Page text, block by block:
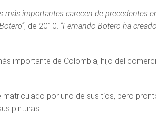
más importantes carecen de precedentes
, de 2010. “Fernando Botero ha
importante de Colombia, hijo del
por uno de sus tíos, pero
pinturas.